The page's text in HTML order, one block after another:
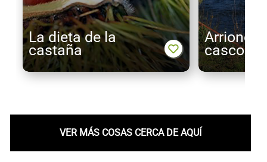
La dieta de la
castaña casco
VER MÁS COSAS CERCA DE AQUÍ